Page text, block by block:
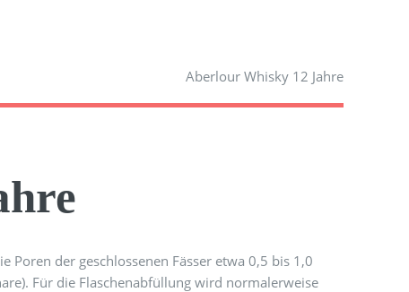
Aberlour Whisky 12 Jahre
Poren der geschlossenen Fässer etwa 0,5 bis 1,0
Für die Flaschenabfüllung wird normalerweise